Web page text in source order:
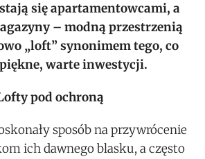
się apartamentowcami, a
– modną przestrzenią
„loft” synonimem tego, co
warte inwestycji.
pod ochroną
sposób na przywrócenie
ich dawnego blasku, a często